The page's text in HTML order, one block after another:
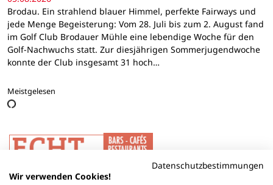
Brodau. Ein strahlend blauer Himmel, perfekte Fairways und
jede Menge Begeisterung: Vom 28. Juli bis zum 2. August fand
im Golf Club Brodauer Mühle eine lebendige Woche für den
Golf-Nachwuchs statt. Zur diesjährigen Sommerjugendwoche
konnte der Club insgesamt 31 hoch…
Meistgelesen
Datenschutzbestimmungen
Wir verwenden Cookies!